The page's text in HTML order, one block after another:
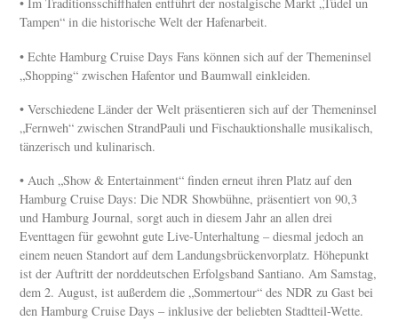
• Im Traditionsschiffhafen entführt der nostalgische Markt „Tüdel un
Tampen“ in die historische Welt der Hafenarbeit.
• Echte Hamburg Cruise Days Fans können sich auf der Themeninsel
„Shopping“ zwischen Hafentor und Baumwall einkleiden.
• Verschiedene Länder der Welt präsentieren sich auf der Themeninsel
„Fernweh“ zwischen StrandPauli und Fischauktionshalle musikalisch,
tänzerisch und kulinarisch.
• Auch „Show & Entertainment“ finden erneut ihren Platz auf den
Hamburg Cruise Days: Die NDR Showbühne, präsentiert von 90,3
und Hamburg Journal, sorgt auch in diesem Jahr an allen drei
Eventtagen für gewohnt gute Live-Unterhaltung – diesmal jedoch an
einem neuen Standort auf dem Landungsbrückenvorplatz. Höhepunkt
ist der Auftritt der norddeutschen Erfolgsband Santiano. Am Samstag,
dem 2. August, ist außerdem die „Sommertour“ des NDR zu Gast bei
den Hamburg Cruise Days – inklusive der beliebten Stadtteil-Wette.